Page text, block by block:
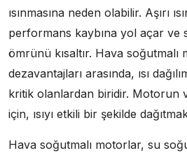
ısınmasına neden olabilir. Aşırı
performans kaybına yol açar
ömrünü kısaltır. Hava soğutmalı
dezavantajları arasında, ısı
kritik olanlardan biridir. Motorun
için, ısıyı etkili bir şekilde
Hava soğutmalı motorlar, su